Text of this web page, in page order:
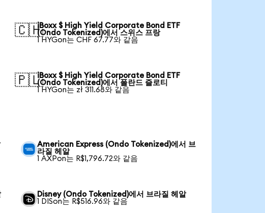
🇨🇭iBoxx $ High Yield Corporate Bond ETF
(Ondo Tokenized)에서 스위스 프랑
1 HYGon는 CHF 67.77와 같음
🇵🇱iBoxx $ High Yield Corporate Bond ETF
(Ondo Tokenized)에서 폴란드 즐로티
1 HYGon는 zł 311.68와 같음
American Express (Ondo Tokenized)에서 브
라질 헤알
1 AXPon는 R$1,796.72와 같음
Disney (Ondo Tokenized)에서 브라질 헤알
1 DISon는 R$516.96와 같음